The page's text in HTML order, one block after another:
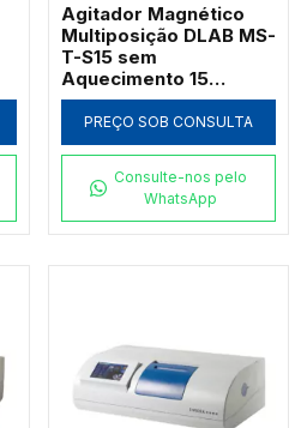
Agitador Magnético
Multiposição DLAB MS-
T-S15 sem
Aquecimento 15
Lugares
PREÇO SOB CONSULTA
Consulte-nos pelo
WhatsApp